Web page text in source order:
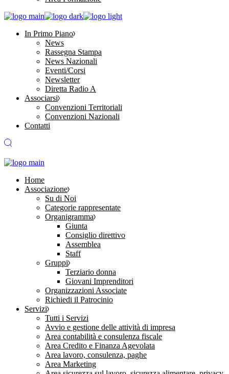
In Primo Piano
News
Rassegna Stampa
News Nazionali
Eventi/Corsi
Newsletter
Diretta Radio A
Associarsi
Convenzioni Territoriali
Convenzioni Nazionali
Contatti
Home
Associazione
Su di Noi
Categorie rappresentate
Organigramma
Giunta
Consiglio direttivo
Assemblea
Staff
Gruppi
Terziario donna
Giovani Imprenditori
Organizzazioni Associate
Richiedi il Patrocinio
Servizi
Tutti i Servizi
Avvio e gestione delle attività di impresa
Area contabilità e consulenza fiscale
Area Credito e Finanza Agevolata
Area lavoro, consulenza, paghe
Area Marketing